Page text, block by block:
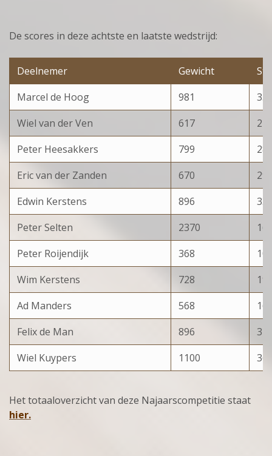
De scores in deze achtste en laatste wedstrijd:
Deelnemer Gewicht
Marcel de Hoog
981
35
Wiel van der Ven
617
24
Peter Heesakkers
799
28
Eric van der Zanden
670
29
Edwin Kerstens
896
33
Peter Selten
2370
16
Peter Roijendijk
368
10
Wim Kerstens
728
19
Ad Manders
568
16
Felix de Man
896
32
Wiel Kuypers
1100 36
Het totaaloverzicht van deze Najaarscompetitie staat
hier.